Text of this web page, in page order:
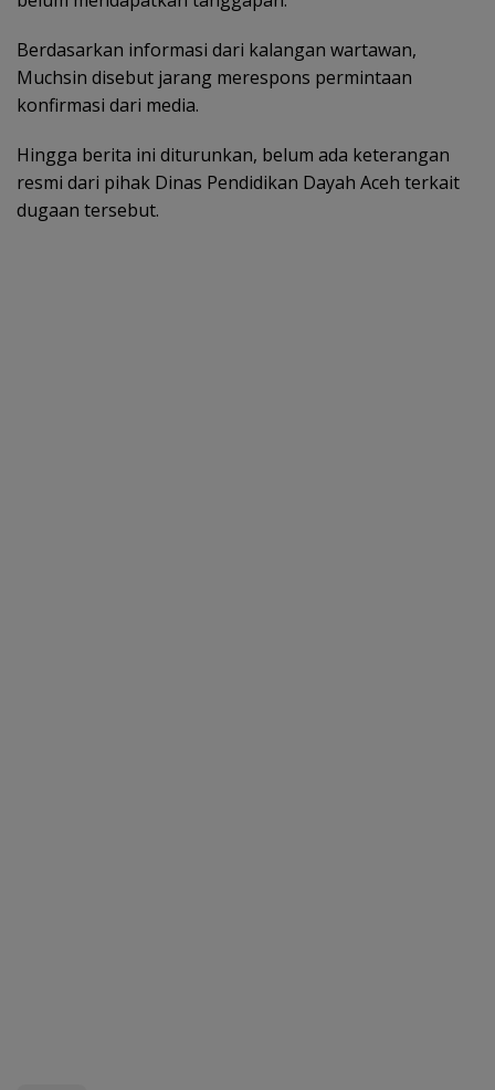
Berdasarkan informasi dari kalangan wartawan,
Muchsin disebut jarang merespons permintaan
konfirmasi dari media.
Hingga berita ini diturunkan, belum ada keterangan
resmi dari pihak Dinas Pendidikan Dayah Aceh terkait
dugaan tersebut.